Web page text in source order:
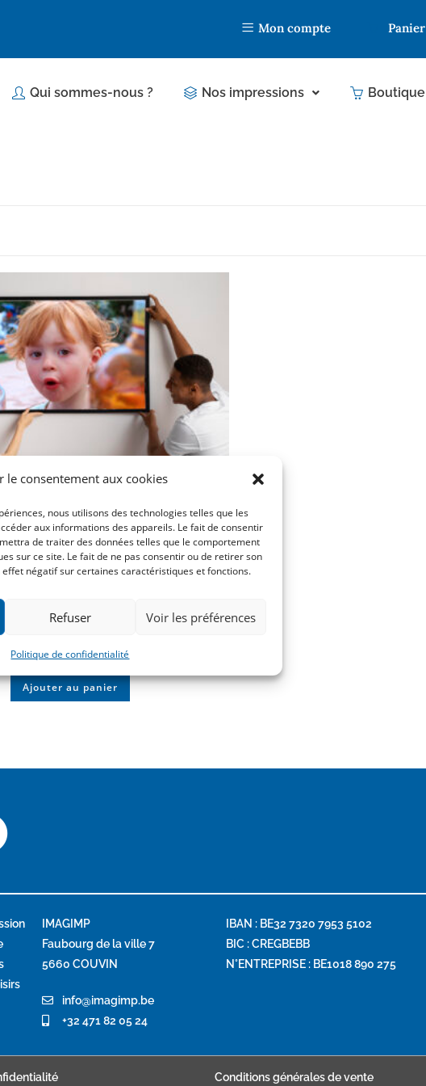
le consentement aux cookies
nous utilisons des technologies telles que les
aux informations des appareils. Le fait de consentir
de traiter des données telles que le comportement
sur ce site. Le fait de ne pas consentir ou de retirer son
négatif sur certaines caractéristiques et fonctions.
Refuser Voir les préférences
Politique de confidentialité
Mon compte Panier
Qui sommes-nous ? Nos impressions Boutique
photos sur toile (40x60cm)
36.50€
Ajouter au panier
IMAGIMP
Faubourg de la ville 7
5660 COUVIN
info@imagimp.be
+32 471 82 05 24
IBAN : BE32 7320 7953 5102
BIC : CREGBEBB
N°ENTREPRISE : BE1018 890 275
Conditions générales de vente